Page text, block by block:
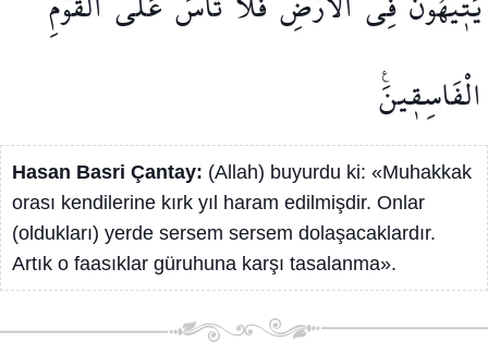
الْفَاسِق۪ينَ۟
Hasan Basri Çantay: (Allah) buyurdu ki: «Muhakkak
orası kendilerine kırk yıl haram edilmişdir. Onlar
(oldukları) yerde sersem sersem dolaşacaklardır.
Artık o faasıklar güruhuna karşı tasalanma».